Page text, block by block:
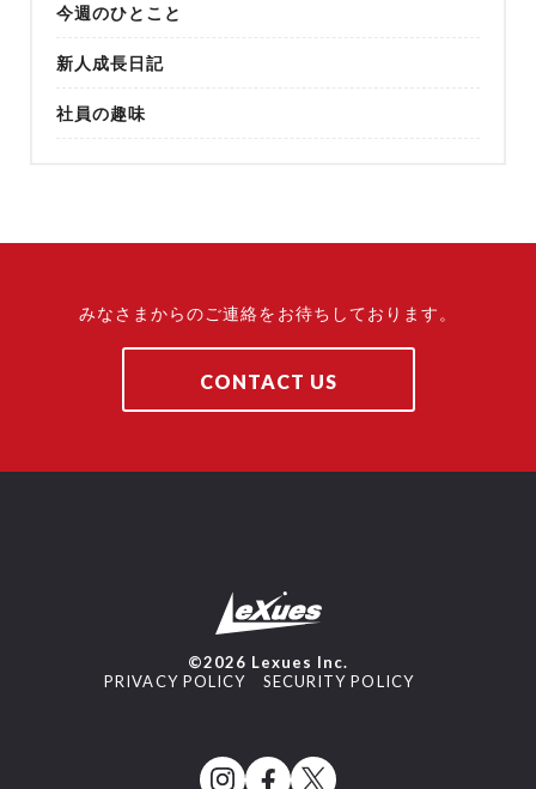
今週のひとこと
新人成長日記
社員の趣味
みなさまからのご連絡をお待ちしております。
CONTACT US
©2026 Lexues Inc.
PRIVACY POLICY
SECURITY POLICY